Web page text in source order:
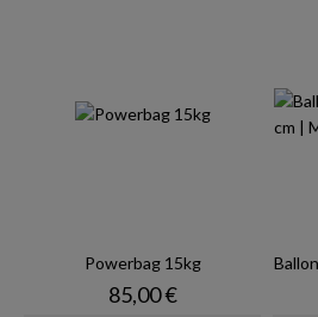
Powerbag 15kg
Prix
85,00 €